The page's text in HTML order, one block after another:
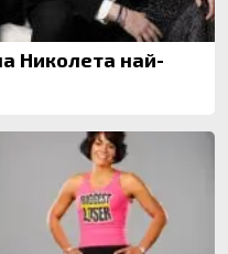
Николета най-